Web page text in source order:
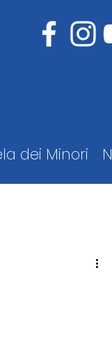
dei Minori